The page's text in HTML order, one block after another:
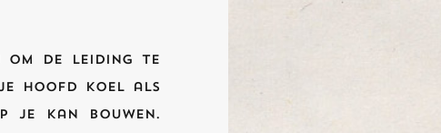
om de leiding te
je hoofd koel als
je kan bouwen.